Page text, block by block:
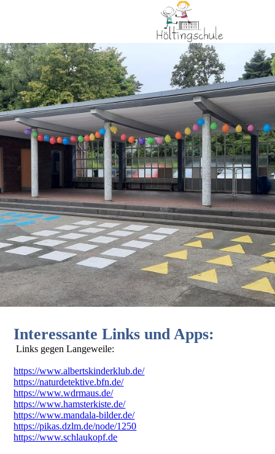
Interessante Links und Apps:
Links gegen Langeweile:
https://www.albertskinderklub.de/
https://naturdetektive.bfn.de/
https://www.wdrmaus.de/
https://www.hamsterkiste.de/
https://www.mandala-bilder.de/
https://pikas.dzlm.de/node/1250
https://www.schlaukopf.de